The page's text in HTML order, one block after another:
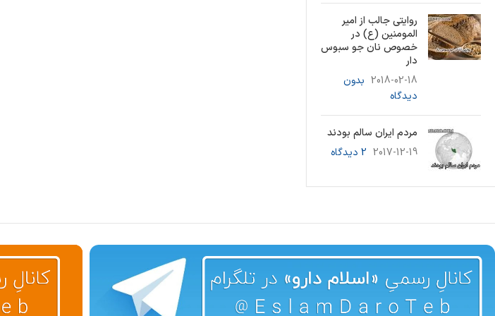
روایتی جالب از امیر
المومنین (ع) در
خصوص نان جو سبوس
دار
2018-02-18 بدون
دیدگاه
مردم ایران سالم بودند
2017-12-19 2 دیدگاه